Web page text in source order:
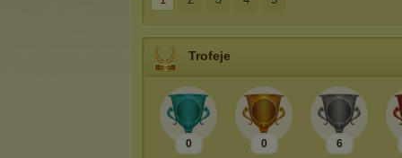
Trofeje
0 0 6